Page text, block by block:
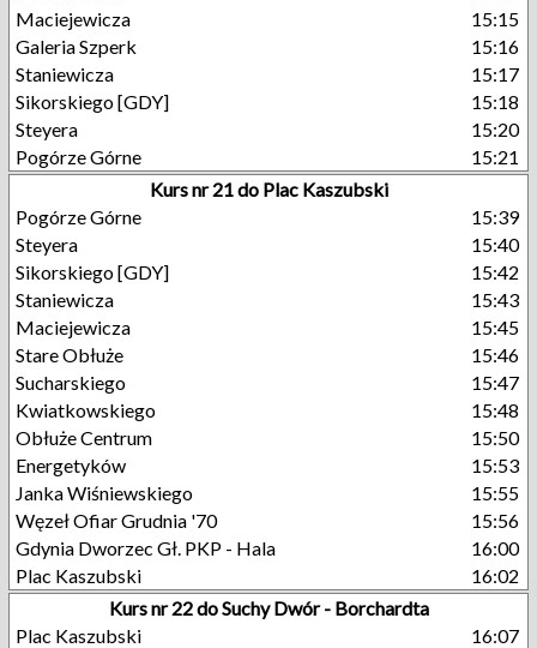
Maciejewicza
15:15
Galeria Szperk
15:16
Staniewicza
15:17
Sikorskiego [GDY]
15:18
Steyera
15:20
Pogórze Górne
15:21
Kurs nr 21 do Plac Kaszubski
Pogórze Górne
15:39
Steyera
15:40
Sikorskiego [GDY]
15:42
Staniewicza
15:43
Maciejewicza
15:45
Stare Obłuże
15:46
Sucharskiego
15:47
Kwiatkowskiego
15:48
Obłuże Centrum
15:50
Energetyków
15:53
Janka Wiśniewskiego
15:55
Węzeł Ofiar Grudnia '70
15:56
Gdynia Dworzec Gł. PKP - Hala
16:00
Plac Kaszubski
16:02
Kurs nr 22 do Suchy Dwór - Borchardta
Plac Kaszubski
16:07